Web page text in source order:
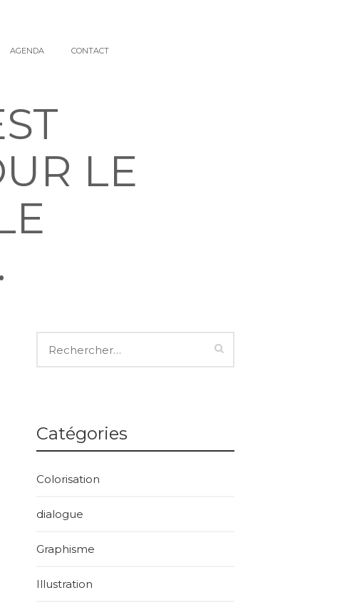
AGENDA CONTACT
LE
Catégories
Colorisation
dialogue
Graphisme
Illustration